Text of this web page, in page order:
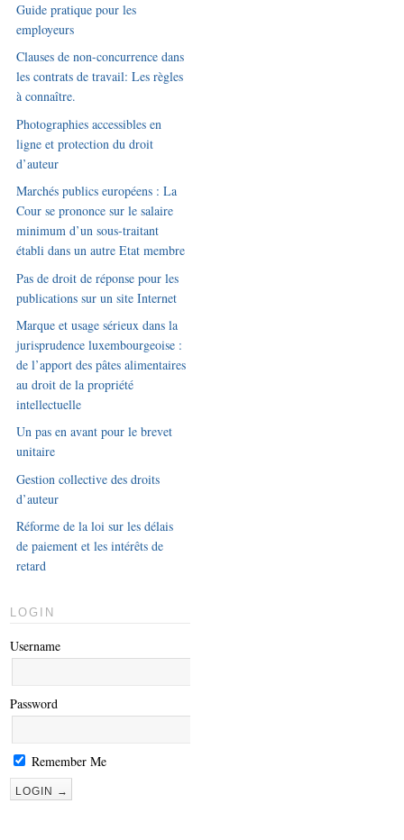
Guide pratique pour les
employeurs
Clauses de non-concurrence dans
les contrats de travail: Les règles
à connaître.
Photographies accessibles en
ligne et protection du droit
d’auteur
Marchés publics européens : La
Cour se prononce sur le salaire
minimum d’un sous-traitant
établi dans un autre Etat membre
Pas de droit de réponse pour les
publications sur un site Internet
Marque et usage sérieux dans la
jurisprudence luxembourgeoise :
de l’apport des pâtes alimentaires
au droit de la propriété
intellectuelle
Un pas en avant pour le brevet
unitaire
Gestion collective des droits
d’auteur
Réforme de la loi sur les délais
de paiement et les intérêts de
retard
LOGIN
Username
Password
Remember Me